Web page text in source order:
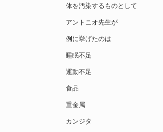
体を汚染するものとして
アントニオ先生が
例に挙げたのは
睡眠不足
運動不足
食品
重金属
カンジタ